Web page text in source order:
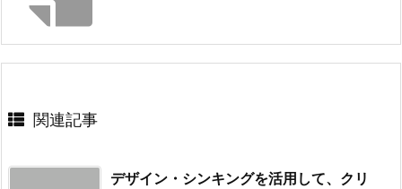
関連記事
デザイン・シンキングを活用して、クリ